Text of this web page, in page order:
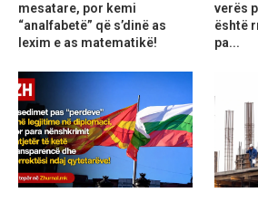
mesatare, por kemi
“analfabetë” që s’dinë as
lexim e as matematikë!
verës
është
pa...